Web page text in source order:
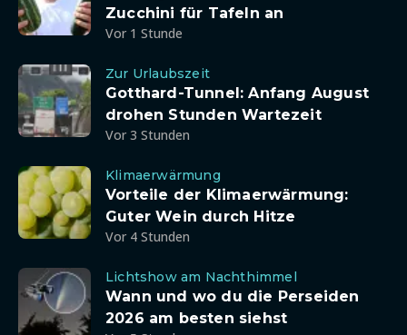
Zucchini für Tafeln an
Vor 1 Stunde
Zur Urlaubszeit
Gotthard-Tunnel: Anfang August
drohen Stunden Wartezeit
Vor 3 Stunden
Klimaerwärmung
Vorteile der Klimaerwärmung:
Guter Wein durch Hitze
Vor 4 Stunden
Lichtshow am Nachthimmel
Wann und wo du die Perseiden
2026 am besten siehst